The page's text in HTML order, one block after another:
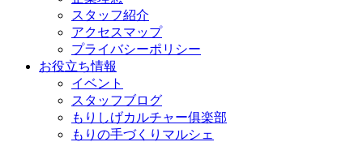
スタッフ紹介
アクセスマップ
プライバシーポリシー
お役立ち情報
イベント
スタッフブログ
もりしげカルチャー俱楽部
もりの手づくりマルシェ